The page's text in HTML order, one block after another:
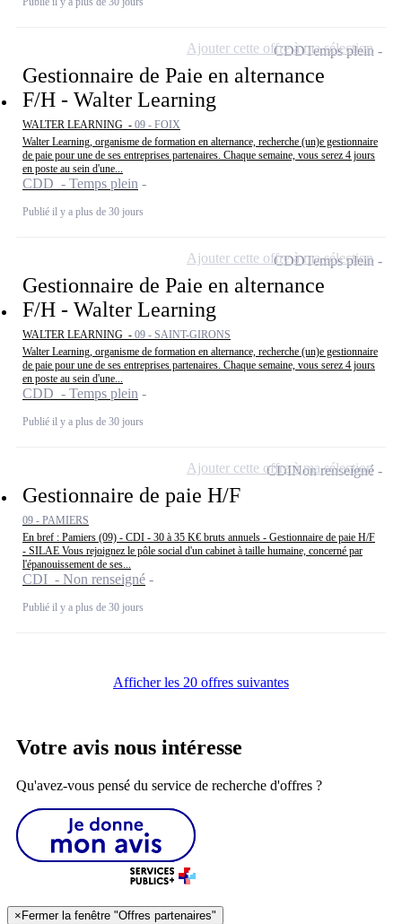
Gestionnaire de Paie en alternance
F/H - Walter Learning
WALTER LEARNING - 09 - FOIX
Walter Learning, organisme de formation en alternance, recherche (un)e gestionnaire
de paie pour une de ses entreprises partenaires. Chaque semaine, vous serez 4 jours
en poste au sein d'une...
CDD - Temps plein
Publié il y a plus de 30 jours
CDDTemps plein
Ajouter cette offre à ma sélection
Gestionnaire de Paie en alternance
F/H - Walter Learning
WALTER LEARNING - 09 - SAINT-GIRONS
Walter Learning, organisme de formation en alternance, recherche (un)e gestionnaire
de paie pour une de ses entreprises partenaires. Chaque semaine, vous serez 4 jours
en poste au sein d'une...
CDD - Temps plein
Publié il y a plus de 30 jours
CDDTemps plein
Ajouter cette offre à ma sélection
Gestionnaire de paie H/F
09 - PAMIERS
En bref : Pamiers (09) - CDI - 30 à 35 K€ bruts annuels - Gestionnaire de paie H/F
- SILAE Vous rejoignez le pôle social d'un cabinet à taille humaine, concerné par
l'épanouissement de ses...
CDI - Non renseigné
Publié il y a plus de 30 jours
CDINon renseigné
Ajouter cette offre à ma sélection
Afficher les 20 offres suivantes
Votre avis nous intéresse
Qu'avez-vous pensé du service de recherche d'offres ?
× Fermer la fenêtre "Offres partenaires"